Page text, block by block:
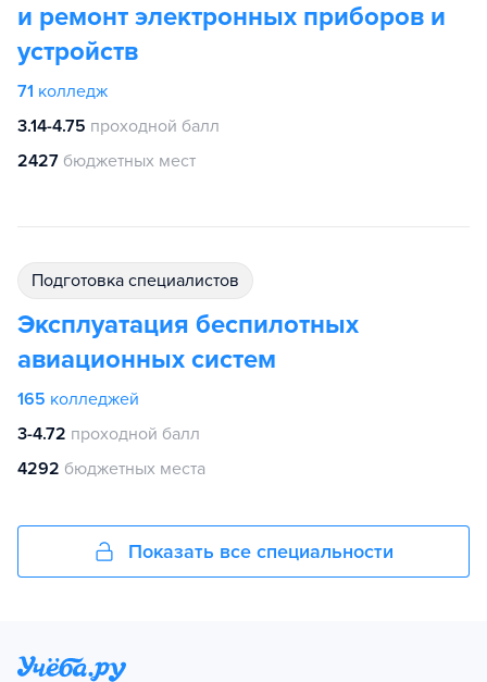
и ремонт электронных приборов и
устройств
71 колледж
3.14-4.75 проходной балл
2427 бюджетных мест
подготовка специалистов
Эксплуатация беспилотных
авиационных систем
165 колледжей
3-4.72 проходной балл
4292 бюджетных места
Показать все специальности